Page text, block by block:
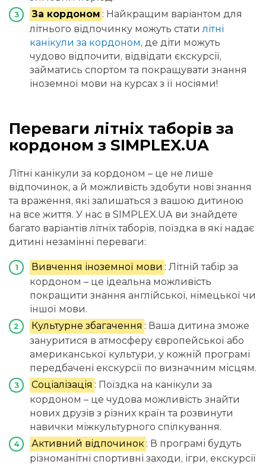
За кордоном : Найкращим варіантом для
літнього відпочинку можуть стати літні
канікули за кордоном, де діти можуть
чудово відпочити, відвідати єкскурсії,
займатись спортом та покращувати знання
іноземної мови на курсах з її носіями!
Переваги літніх таборів за
кордоном з SIMPLEX.UA
Літні канікули за кордоном – це не лише
відпочинок, а й можливість здобути нові знання
та враження, які залишаться з вашою дитиною
на все життя. У нас в SIMPLEX.UA ви знайдете
багато варіантів літніх таборів, поїздка в які надає
дитині незамінні переваги:
Вивчення іноземної мови : Літній табір за
кордоном – це ідеальна можливість
покращити знання англійської, німецької чи
іншої мови.
Культурне збагачення : Ваша дитина зможе
зануритися в атмосферу європейської або
американської культури, у кожній програмі
передбачені екскурсії по визначним місцям.
Соціалізація : Поїздка на канікули за
кордоном – це чудова можливість знайти
нових друзів з різних країн та розвинути
навички міжкультурного спілкування.
Активний відпочинок : В програмі будуть
різноманітні спортивні заходи, ігри, екскурсії